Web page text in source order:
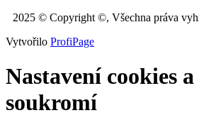
2025 © Copyright ©, Všechna práva
Vytvořilo ProfiPage
Nastavení cookies a
soukromí